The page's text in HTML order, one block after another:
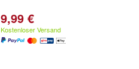
9,99 €
Kostenloser Versand